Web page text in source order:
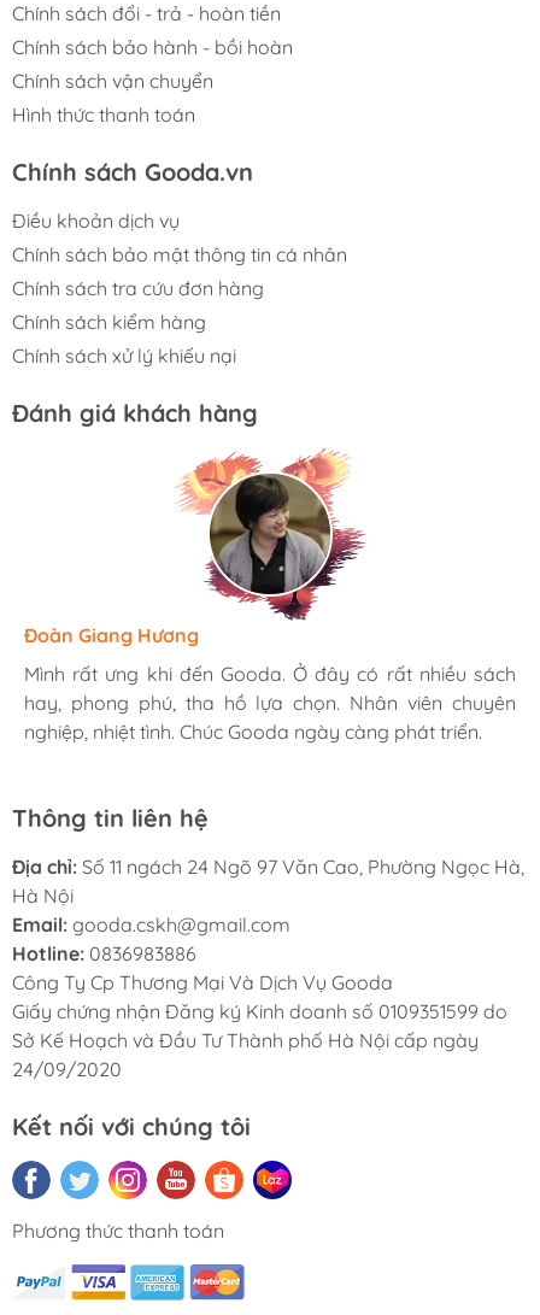
Chính sách đổi - trả - hoàn tiền
Chính sách bảo hành - bồi hoàn
Chính sách vận chuyển
Hình thức thanh toán
Chính sách Gooda.vn
Điều khoản dịch vụ
Chính sách bảo mật thông tin cá nhân
Chính sách tra cứu đơn hàng
Chính sách kiểm hàng
Chính sách xử lý khiếu nại
Đánh giá khách hàng
Hương Suri
Mình rất ưng khi đến Gooda. Ở đây có rất nhiều sách
hay, phong phú, tha hồ lựa chọn. Nhân viên chuyên
nghiệp, nhiệt tình. Chúc Gooda ngày càng phát triển.
Đoàn Giang Hương
Mình rất ưng khi đến Gooda. Ở đây có rất nhiều sách
hay, phong phú, tha hồ lựa chọn. Nhân viên chuyên
nghiệp, nhiệt tình. Chúc Gooda ngày càng phát triển.
Ngọc Anh
Mình rất ưng khi đến Gooda. Ở đây có rất nhiều sách
hay, phong phú, tha hồ lựa chọn. Nhân viên chuyên
nghiệp, nhiệt tình. Chúc Gooda ngày càng phát triển.
Thông tin liên hệ
Địa chỉ: Số 11 ngách 24 Ngõ 97 Văn Cao, Phường Ngọc Hà,
Hà Nội
Email: gooda.cskh@gmail.com
Hotline: 0836983886
Công Ty Cp Thương Mại Và Dịch Vụ Gooda
Giấy chứng nhận Đăng ký Kinh doanh số 0109351599 do
Sở Kế Hoạch và Đầu Tư Thành phố Hà Nội cấp ngày
24/09/2020
Kết nối với chúng tôi
Phương thức thanh toán